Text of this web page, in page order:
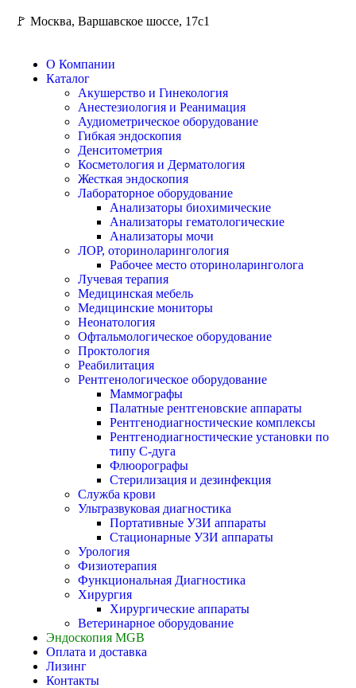
🚩 Москва, Варшавское шоссе, 17с1
О Компании
Каталог
Акушерство и Гинекология
Анестезиология и Реанимация
Аудиометрическое оборудование
Гибкая эндоскопия
Денситометрия
Косметология и Дерматология
Жесткая эндоскопия
Лабораторное оборудование
Анализаторы биохимические
Анализаторы гематологические
Анализаторы мочи
ЛОР, оториноларингология
Рабочее место оториноларинголога
Лучевая терапия
Медицинская мебель
Медицинские мониторы
Неонатология
Офтальмологическое оборудование
Проктология
Реабилитация
Рентгенологическое оборудование
Маммографы
Палатные рентгеновские аппараты
Рентгенодиагностические комплексы
Рентгенодиагностические установки по
типу С-дуга
Флюорографы
Стерилизация и дезинфекция
Служба крови
Ультразвуковая диагностика
Портативные УЗИ аппараты
Стационарные УЗИ аппараты
Урология
Физиотерапия
Функциональная Диагностика
Хирургия
Хирургические аппараты
Ветеринарное оборудование
Эндоскопия MGB
Оплата и доставка
Лизинг
Контакты